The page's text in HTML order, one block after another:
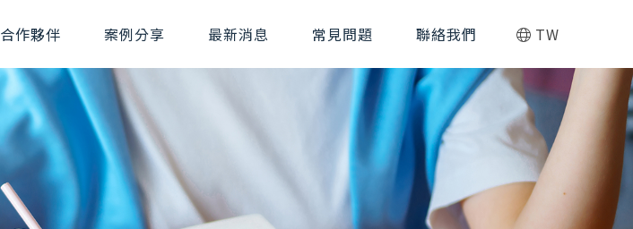
合作夥伴 案例分享 最新消息 常見問題 聯絡我們 TW